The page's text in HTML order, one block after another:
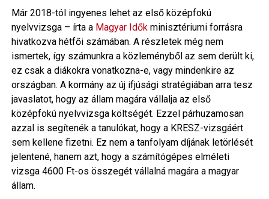
Már 2018-tól ingyenes lehet az első középfokú
nyelvvizsga – írta a Magyar Idők minisztériumi forrásra
hivatkozva hétfői számában. A részletek még nem
ismertek, így számunkra a közleményből az sem derült ki,
ez csak a diákokra vonatkozna-e, vagy mindenkire az
országban. A kormány az új ifjúsági stratégiában arra tesz
javaslatot, hogy az állam magára vállalja az első
középfokú nyelvvizsga költségét. Ezzel párhuzamosan
azzal is segítenék a tanulókat, hogy a KRESZ-vizsgáért
sem kellene fizetni. Ez nem a tanfolyam díjának letörlését
jelentené, hanem azt, hogy a számítógépes elméleti
vizsga 4600 Ft-os összegét vállalná magára a magyar
állam.